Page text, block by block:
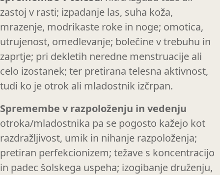
zastoj v rasti; izpadanje las, suha koža,
mrazenje, modrikaste roke in noge; omotica,
utrujenost, omedlevanje; bolečine v trebuhu in
zaprtje; pri dekletih neredne menstruacije ali
celo izostanek; ter pretirana telesna aktivnost,
tudi ko je otrok ali mladostnik izčrpan.
Spremembe v razpoloženju in vedenju
otroka/mladostnika pa se pogosto kažejo kot
razdražljivost, umik in nihanje razpoloženja;
pretiran perfekcionizem; težave s koncentracijo
in padec šolskega uspeha; izogibanje druženju,